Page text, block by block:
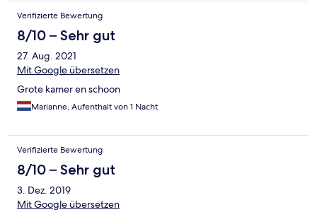
Verifizierte Bewertung
8/10 – Sehr gut
27. Aug. 2021
Mit Google übersetzen
Grote kamer en schoon
Marianne, Aufenthalt von 1 Nacht
Verifizierte Bewertung
8/10 – Sehr gut
3. Dez. 2019
Mit Google übersetzen